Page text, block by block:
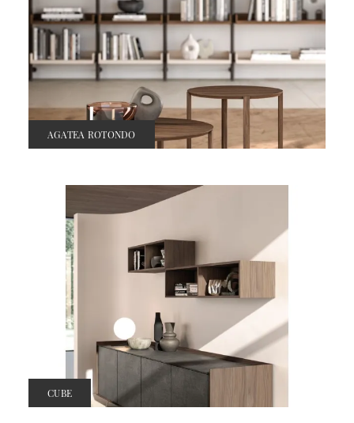
AGATEA ROTONDO
CUBE